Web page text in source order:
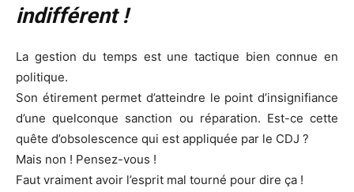
indifférent !
La gestion du temps est une tactique bien connue en
politique.
Son étirement permet d’atteindre le point d’insignifiance
d’une quelconque sanction ou réparation. Est-ce cette
quête d’obsolescence qui est appliquée par le CDJ ?
Mais non ! Pensez-vous !
Faut vraiment avoir l’esprit mal tourné pour dire ça !